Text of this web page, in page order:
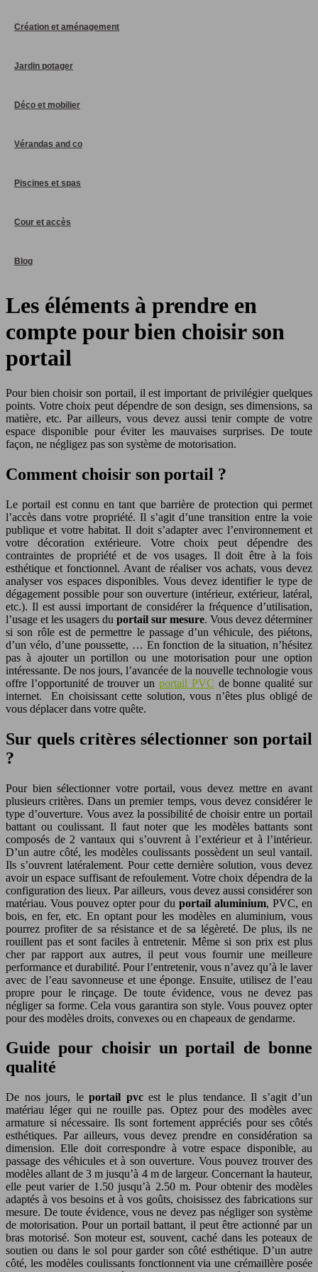
Création et aménagement
Jardin potager
Déco et mobilier
Vérandas and co
Piscines et spas
Cour et accès
Blog
Les éléments à prendre en
compte pour bien choisir son
portail
Pour bien choisir son portail, il est important de privilégier quelques
points. Votre choix peut dépendre de son design, ses dimensions, sa
matière, etc. Par ailleurs, vous devez aussi tenir compte de votre
espace disponible pour éviter les mauvaises surprises. De toute
façon, ne négligez pas son système de motorisation.
Comment choisir son portail ?
Le portail est connu en tant que barrière de protection qui permet
l’accès dans votre propriété. Il s’agit d’une transition entre la voie
publique et votre habitat. Il doit s’adapter avec l’environnement et
votre décoration extérieure. Votre choix peut dépendre des
contraintes de propriété et de vos usages. Il doit être à la fois
esthétique et fonctionnel. Avant de réaliser vos achats, vous devez
analyser vos espaces disponibles. Vous devez identifier le type de
dégagement possible pour son ouverture (intérieur, extérieur, latéral,
etc.). Il est aussi important de considérer la fréquence d’utilisation,
l’usage et les usagers du portail sur mesure. Vous devez déterminer
si son rôle est de permettre le passage d’un véhicule, des piétons,
d’un vélo, d’une poussette, … En fonction de la situation, n’hésitez
pas à ajouter un portillon ou une motorisation pour une option
intéressante. De nos jours, l’avancée de la nouvelle technologie vous
offre l’opportunité de trouver un portail PVC de bonne qualité sur
internet. En choisissant cette solution, vous n’êtes plus obligé de
vous déplacer dans votre quête.
Sur quels critères sélectionner son portail
?
Pour bien sélectionner votre portail, vous devez mettre en avant
plusieurs critères. Dans un premier temps, vous devez considérer le
type d’ouverture. Vous avez la possibilité de choisir entre un portail
battant ou coulissant. Il faut noter que les modèles battants sont
composés de 2 vantaux qui s’ouvrent à l’extérieur et à l’intérieur.
D’un autre côté, les modèles coulissants possèdent un seul vantail.
Ils s’ouvrent latéralement. Pour cette dernière solution, vous devez
avoir un espace suffisant de refoulement. Votre choix dépendra de la
configuration des lieux. Par ailleurs, vous devez aussi considérer son
matériau. Vous pouvez opter pour du portail aluminium, PVC, en
bois, en fer, etc. En optant pour les modèles en aluminium, vous
pourrez profiter de sa résistance et de sa légèreté. De plus, ils ne
rouillent pas et sont faciles à entretenir. Même si son prix est plus
cher par rapport aux autres, il peut vous fournir une meilleure
performance et durabilité. Pour l’entretenir, vous n’avez qu’à le laver
avec de l’eau savonneuse et une éponge. Ensuite, utilisez de l’eau
propre pour le rinçage. De toute évidence, vous ne devez pas
négliger sa forme. Cela vous garantira son style. Vous pouvez opter
pour des modèles droits, convexes ou en chapeaux de gendarme.
Guide pour choisir un portail de bonne
qualité
De nos jours, le portail pvc est le plus tendance. Il s’agit d’un
matériau léger qui ne rouille pas. Optez pour des modèles avec
armature si nécessaire. Ils sont fortement appréciés pour ses côtés
esthétiques. Par ailleurs, vous devez prendre en considération sa
dimension. Elle doit correspondre à votre espace disponible, au
passage des véhicules et à son ouverture. Vous pouvez trouver des
modèles allant de 3 m jusqu’à 4 m de largeur. Concernant la hauteur,
elle peut varier de 1.50 jusqu’à 2.50 m. Pour obtenir des modèles
adaptés à vos besoins et à vos goûts, choisissez des fabrications sur
mesure. De toute évidence, vous ne devez pas négliger son système
de motorisation. Pour un portail battant, il peut être actionné par un
bras motorisé. Son moteur est, souvent, caché dans les poteaux de
soutien ou dans le sol pour garder son côté esthétique. D’un autre
côté, les modèles coulissants fonctionnent via une crémaillère posée